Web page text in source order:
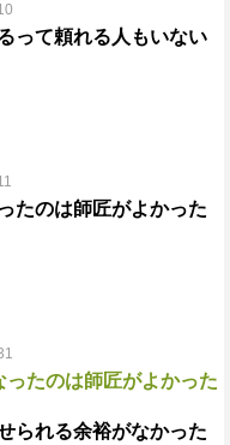
って頼れる人もいない
たのは師匠がよかった
たのは師匠がよかった
られる余裕がなかった